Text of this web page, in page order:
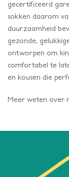
gecertificeerd
sokken daarom
duurzaamheid
gezonde,
ontworpen om
comfortabel te
en kousen die
Meer weten over